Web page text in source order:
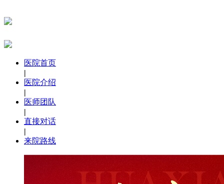
医院首页
|
医院介绍
|
医师团队
|
直接对话
|
来院路线